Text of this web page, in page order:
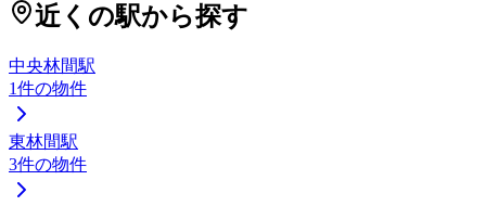
近くの駅から探す
中央林間駅
1件の物件
東林間駅
3件の物件